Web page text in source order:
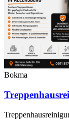
Bokma